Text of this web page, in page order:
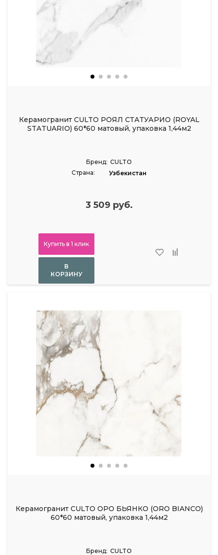
Керамогранит CULTO РОЯЛ СТАТУАРИО (ROYAL
STATUARIO) 60*60 матовый, упаковка 1,44м2
Бренд: CULTO
Страна:
Узбекистан
3 509 руб.
Купить в 1 клик
В
КОРЗИНУ
Керамогранит CULTO ОРО БЬЯНКО (ORO BIANCO)
60*60 матовый, упаковка 1,44м2
Бренд: CULTO